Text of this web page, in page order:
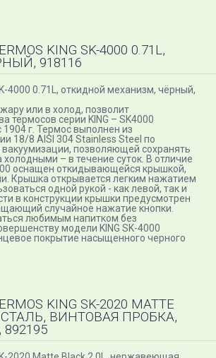
KING SK-4000 0.71L,
918116
4000 0.71L, откидной механизм, чёрный​,
или в холод, позволит
термосов серии KING – SK4000
1904 г. Термос выполнен из
18/8 AISI 304 Stainless Steel по
вакуумизации, позволяющей сохранять
– в течение суток. В отличие
оснащен откидывающейся крышкой,
Крышка открывается легким нажатием
одной рукой - как левой, так и
в конструкции крышки предусмотрен
случайное нажатие кнопки.
любимым напитком без
модели KING SK-4000
покрытие насыщенного черного
KING SK-2020 MATTE
ВИНТОВАЯ ПРОБКА,